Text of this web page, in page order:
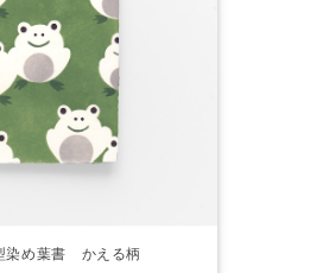
染め葉書 かえる柄